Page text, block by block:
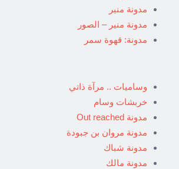
مدونة منير
مدونة منير – الصور
مدونة: قهوة سمر
وساميات .. مرآة ذاتي
خربشات وسام
مدونة Out reached
مدونة مروان بن جبودة
مدونة شباك
مدونة مالك